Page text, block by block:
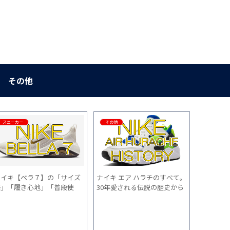
その他
スニーカー
キ【ベラ７】の「サイズ
「履き心地」「普段使
その他
ナイキ エア ハラチのすべて。
30年愛される伝説の歴史から